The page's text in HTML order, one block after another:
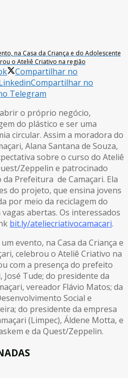
na Casa da Criança e do Adolescente
o Ateliê Criativo na região
Compartilhar no
Compartilhar no
Telegram
o próprio negócio,
do plástico e ser uma
circular. Assim a moradora do
Alana Santana de Souza,
sobre o curso do Ateliê
Zeppelin e patrocinado
Prefeitura de Camaçari. Ela
do projeto, que ensina jovens
por meio da reciclagem do
abertas. Os interessados
bit.ly/ateliecriativocamacari.
evento, na Casa da Criança e
celebrou o Ateliê Criativo na
com a presença do prefeito
José Tude; do presidente da
vereador Flávio Matos; da
Social e
do presidente da empresa
(Limpec), Áldene Motta, e
e da Quest/Zeppelin.